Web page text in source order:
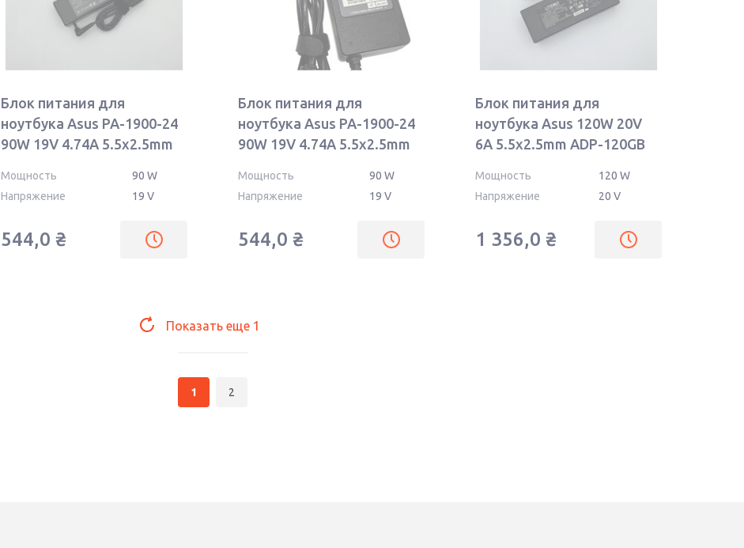
Блок питания для
ноутбука Asus PA-1900-24
90W 19V 4.74A 5.5x2.5mm
Мощность
90 W
Напряжение
19 V
544,0 ₴
Блок питания для
ноутбука Asus PA-1900-24
90W 19V 4.74A 5.5x2.5mm
Мощность
90 W
Напряжение
19 V
544,0 ₴
Блок питания для
ноутбука Asus 120W 20V
6A 5.5x2.5mm ADP-120GB
Мощность
120 W
Напряжение
20 V
1 356,0 ₴
Показать еще 1
1 2